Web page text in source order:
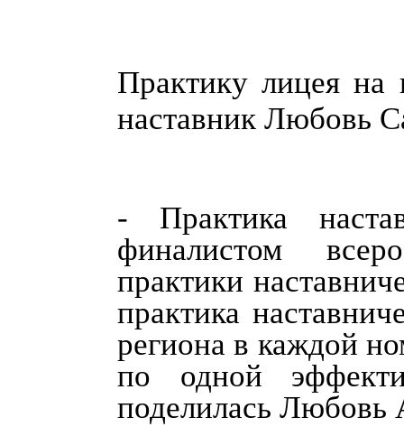
Практику лицея на
наставник Любовь
- Практика
финалистом
практики
практика
региона в каждой
по одной
поделилась Любовь